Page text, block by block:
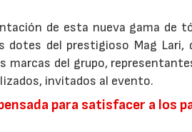
de esta nueva gama de
dotes del prestigioso Mag
marcas del grupo,
invitados al evento.
para satisfacer a los